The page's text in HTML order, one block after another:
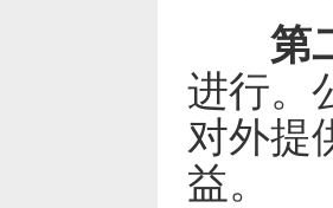
第
进行。
对外提
益。